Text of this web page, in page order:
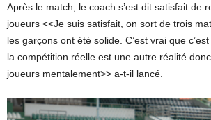
Après le match, le coach s’est dit satisfait de
joueurs <<Je suis satisfait, on sort de trois
les garçons ont été solide. C’est vrai que
la compétition réelle est une autre réalité
joueurs mentalement>> a-t-il lancé.